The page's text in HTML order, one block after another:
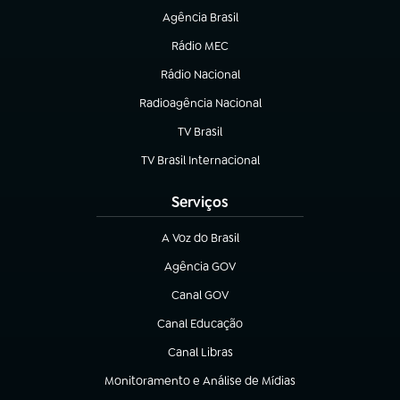
Agência Brasil
(abre em nova aba)
Rádio MEC
Rádio Nacional
(abre em nova aba)
Radioagência Nacional
(abre em nova aba)
TV Brasil
(abre em nova aba)
TV Brasil Internacional
(abre em nova aba)
Serviços
A Voz do Brasil
(abre em nova aba)
Agência GOV
(abre em nova aba)
Canal GOV
(abre em nova aba)
Canal Educação
(abre em nova aba)
Canal Libras
(abre em nova aba)
Monitoramento e Análise de Mídias
(abre em nova aba)